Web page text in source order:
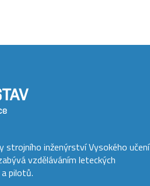
strojního inženýrství Vysokého učení
vzděláváním leteckých
pilotů.